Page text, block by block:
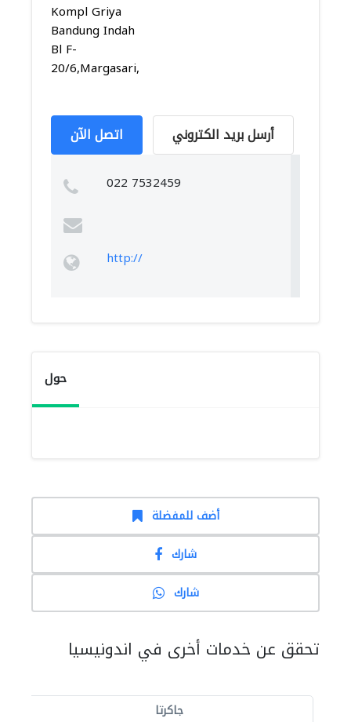
Kompl Griya
Bandung Indah
Bl F-
20/6,Margasari,Marg...
اتصل الآن أرسل بريد الكتروني
022 7532459
http://
حول
أضف للمفضلة
شارك
شارك
تحقق عن خدمات أخرى في اندونيسيا
جاكرتا